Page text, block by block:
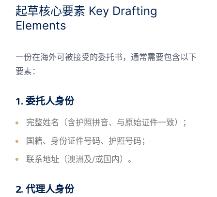
起草核心要素 Key Drafting
Elements
一份在海外可被接受的委托书，通常需要包含以下
要素：
1. 委托人身份
完整姓名（含护照拼音、与原始证件一致）；
国籍、身份证件号码、护照号码；
联系地址（澳洲及/或国内）。
2. 代理人身份